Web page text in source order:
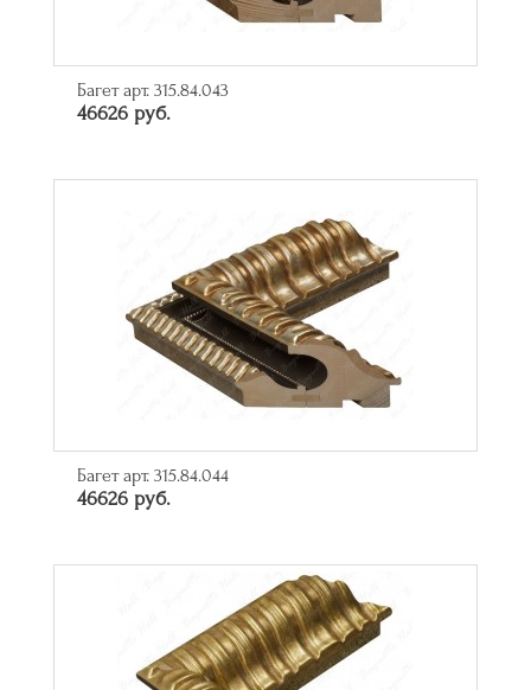
Багет арт. 315.84.043
46626 руб.
Багет арт. 315.84.044
46626 руб.